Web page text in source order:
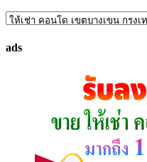
ค้นหา
ที่
ads